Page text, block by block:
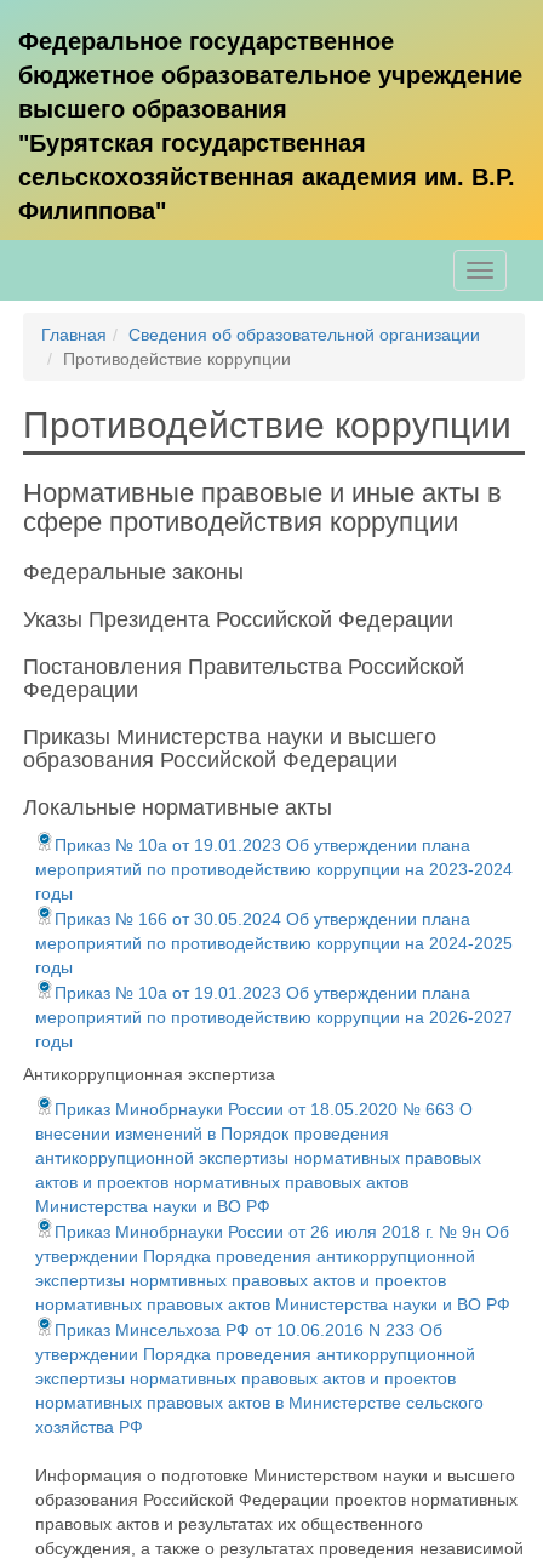
Федеральное государственное
бюджетное образовательное учреждение
высшего образования
"Бурятская государственная
сельскохозяйственная академия им. В.Р.
Филиппова"
Главная
Сведения об образовательной организации
Противодействие коррупции
Противодействие коррупции
Нормативные правовые и иные акты в
сфере противодействия коррупции
Федеральные законы
Указы Президента Российской Федерации
Постановления Правительства Российской
Федерации
Приказы Министерства науки и высшего
образования Российской Федерации
Локальные нормативные акты
Приказ № 10а от 19.01.2023 Об утверждении плана
мероприятий по противодействию коррупции на 2023-2024
годы
Приказ № 166 от 30.05.2024 Об утверждении плана
мероприятий по противодействию коррупции на 2024-2025
годы
Приказ № 10а от 19.01.2023 Об утверждении плана
мероприятий по противодействию коррупции на 2026-2027
годы
Антикоррупционная экспертиза
Приказ Минобрнауки России от 18.05.2020 № 663 О
внесении изменений в Порядок проведения
антикоррупционной экспертизы нормативных правовых
актов и проектов нормативных правовых актов
Министерства науки и ВО РФ
Приказ Минобрнауки России от 26 июля 2018 г. № 9н Об
утверждении Порядка проведения антикоррупционной
экспертизы нормтивных правовых актов и проектов
нормативных правовых актов Министерства науки и ВО РФ
Приказ Минсельхоза РФ от 10.06.2016 N 233 Об
утверждении Порядка проведения антикоррупционной
экспертизы нормативных правовых актов и проектов
нормативных правовых актов в Министерстве сельского
хозяйства РФ
Информация о подготовке Министерством науки и высшего
образования Российской Федерации проектов нормативных
правовых актов и результатах их общественного
обсуждения, а также о результатах проведения независимой